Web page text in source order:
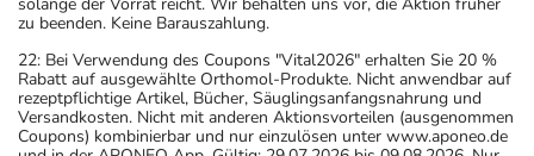
zu beenden. Keine Barauszahlung.
22: Bei Verwendung des Coupons "Vital2026" erhalten Sie 20 %
Rabatt auf ausgewählte Orthomol-Produkte. Nicht anwendbar auf
rezeptpflichtige Artikel, Bücher, Säuglingsanfangsnahrung und
Versandkosten. Nicht mit anderen Aktionsvorteilen (ausgenommen
Coupons) kombinierbar und nur einzulösen unter www.aponeo.de